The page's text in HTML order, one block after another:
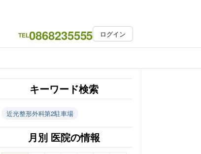
TEL0868235555 ログイン
キーワード検索
近光整形外科第2駐車場
月別 医院の情報